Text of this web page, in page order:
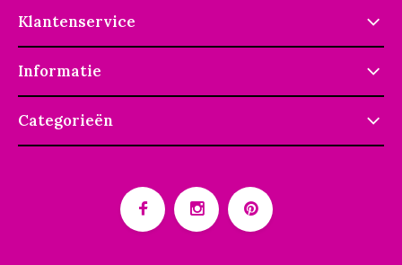
Klantenservice
Informatie
Categorieën